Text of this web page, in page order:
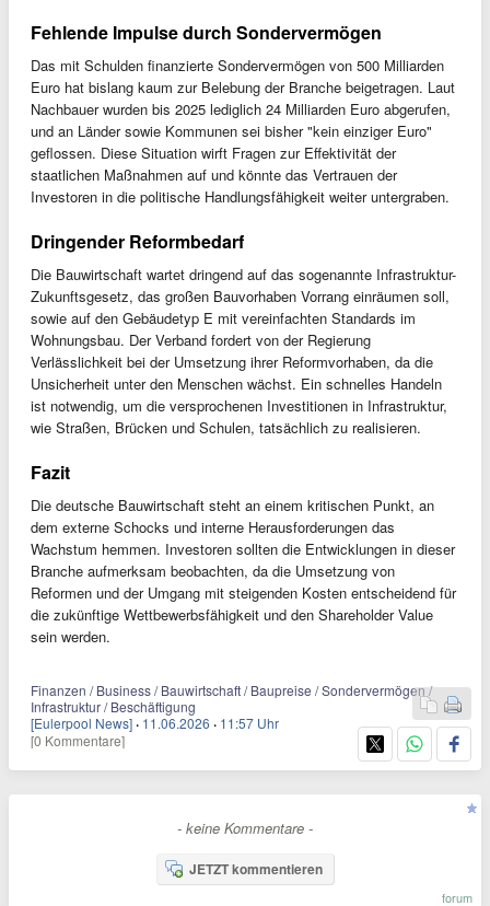
Fehlende Impulse durch Sondervermögen
Das mit Schulden finanzierte Sondervermögen von 500 Milliarden
Euro hat bislang kaum zur Belebung der Branche beigetragen. Laut
Nachbauer wurden bis 2025 lediglich 24 Milliarden Euro abgerufen,
und an Länder sowie Kommunen sei bisher "kein einziger Euro"
geflossen. Diese Situation wirft Fragen zur Effektivität der
staatlichen Maßnahmen auf und könnte das Vertrauen der
Investoren in die politische Handlungsfähigkeit weiter untergraben.
Dringender Reformbedarf
Die Bauwirtschaft wartet dringend auf das sogenannte Infrastruktur-
Zukunftsgesetz, das großen Bauvorhaben Vorrang einräumen soll,
sowie auf den Gebäudetyp E mit vereinfachten Standards im
Wohnungsbau. Der Verband fordert von der Regierung
Verlässlichkeit bei der Umsetzung ihrer Reformvorhaben, da die
Unsicherheit unter den Menschen wächst. Ein schnelles Handeln
ist notwendig, um die versprochenen Investitionen in Infrastruktur,
wie Straßen, Brücken und Schulen, tatsächlich zu realisieren.
Fazit
Die deutsche Bauwirtschaft steht an einem kritischen Punkt, an
dem externe Schocks und interne Herausforderungen das
Wachstum hemmen. Investoren sollten die Entwicklungen in dieser
Branche aufmerksam beobachten, da die Umsetzung von
Reformen und der Umgang mit steigenden Kosten entscheidend für
die zukünftige Wettbewerbsfähigkeit und den Shareholder Value
sein werden.
Finanzen / Business / Bauwirtschaft / Baupreise / Sondervermögen /
Infrastruktur / Beschäftigung
[Eulerpool News] · 11.06.2026 · 11:57 Uhr
[0 Kommentare]
- keine Kommentare -
JETZT kommentieren
forum